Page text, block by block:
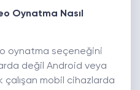
Oynatma Nasıl
oynatma seçeneğini
değil Android veya
çalışan mobil cihazlarda